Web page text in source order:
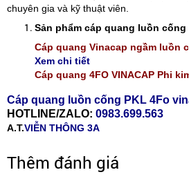
chuyên gia và kỹ thuật viên.
Sản phẩm cáp quang luồn
Cáp quang Vinacap ngầm luồn
Xem chi tiết
Cáp quang 4FO VINACAP Phi
Cáp quang luồn cống PKL 4Fo
HOTLINE/ZALO: 0983.699.563
A.T.VIỄN THÔNG 3A
Thêm đánh giá